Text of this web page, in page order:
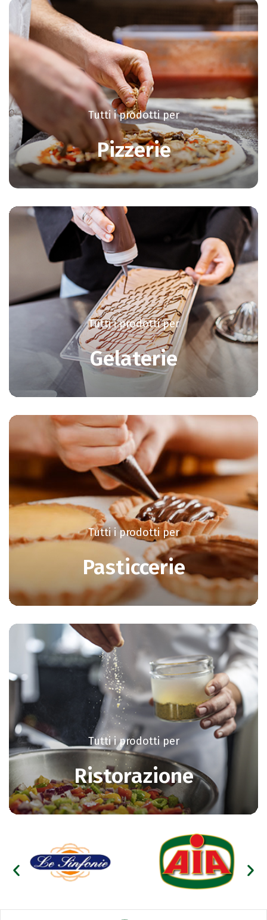
Tutti i prodotti per
Pizzerie
Tutti i prodotti per
Gelaterie
Tutti i prodotti per
Pasticcerie
Tutti i prodotti per
Ristorazione